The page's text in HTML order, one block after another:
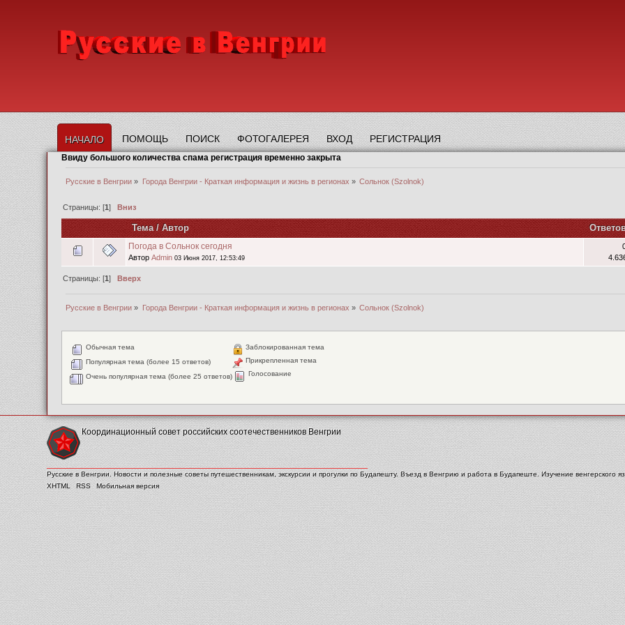
НАЧАЛО ПОМОЩЬ ПОИСК ФОТОГАЛЕРЕЯ ВХОД РЕГИСТРАЦИЯ
Ввиду большого количества спама регистрация временно закрыта
Русские в Венгрии » Города Венгрии - Краткая информация и жизнь в регионах » Сольнок (Szolnok)
Страницы: [1] Вниз
Тема/Автор
Погода в Сольнок сегодня
АвторAdmin 03 Июня 2017, 12:53:49
Страницы: [1]Вверх
Русские в Венгрии » Города Венгрии - Краткая информация и жизнь в регионах » Сольнок (Szolnok)
Обычная тема
Популярная тема (более 15 ответов)
Очень популярная тема (более 25 ответов)
Заблокированная тема
Прикрепленная тема
Голосование
Координационный совет российских соотечественников Венгрии
Русские в Венгрии. Новости и полезные советы путешественникам, экскурсии и прогулки по Будапешту. Въезд в Венгрию и работа в Будапеште. Изучение венгерского
XHTML
RSS Мобильная версия